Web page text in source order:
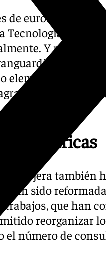
de euros,
Tecnología
Y no solo
se ha
elementos visuales y
la
pediátricas
también
han sido
trabajos, que han
reorganizar
el número de